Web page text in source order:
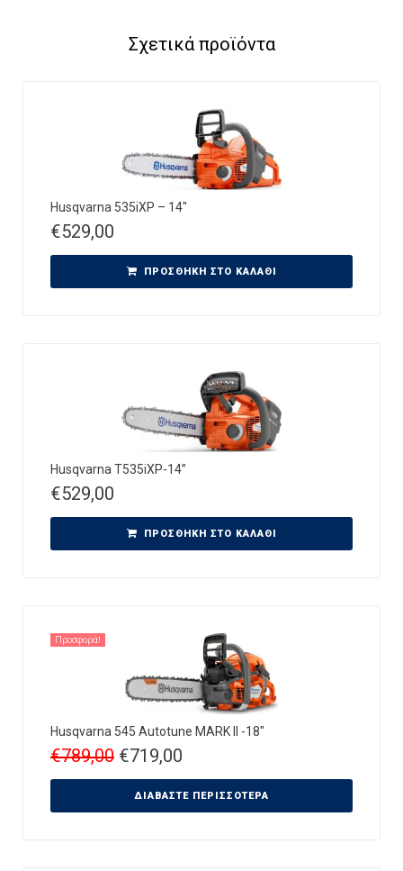
-
Σχετικά προϊόντα
Husqvarna 535iXP – 14″
€529,00
ΠΡΟΣΘΉΚΗ ΣΤΟ ΚΑΛΆΘΙ
Husqvarna T535iXP-14”
€529,00
ΠΡΟΣΘΉΚΗ ΣΤΟ ΚΑΛΆΘΙ
Προσφορά!
Husqvarna 545 Autotune MARK II -18″
€789,00 €719,00
ΔΙΑΒΆΣΤΕ ΠΕΡΙΣΣΌΤΕΡΑ